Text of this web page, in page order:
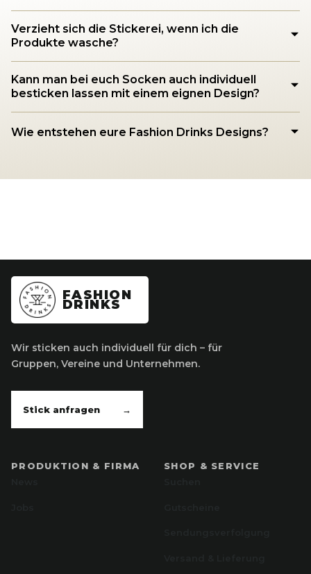
Verzieht sich die Stickerei, wenn ich die
Produkte wasche?
Kann man bei euch Socken auch individuell
besticken lassen mit einem eignen Design?
Wie entstehen eure Fashion Drinks Designs?
FASHION
DRINKS
Wir sticken auch individuell für dich – für
Gruppen, Vereine und Unternehmen.
Stick anfragen →
PRODUKTION & FIRMA
SHOP & SERVICE